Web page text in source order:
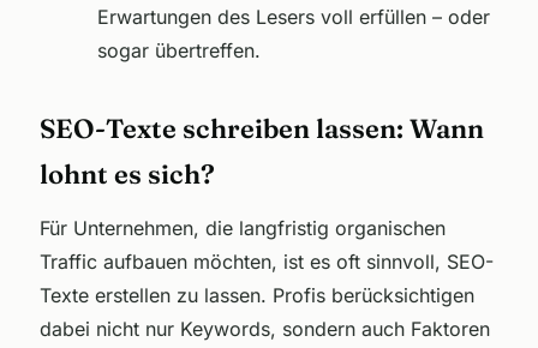
Erwartungen des Lesers voll erfüllen – oder
sogar übertreffen.
SEO-Texte schreiben lassen: Wann
lohnt es sich?
Für Unternehmen, die langfristig organischen
Traffic aufbauen möchten, ist es oft sinnvoll, SEO-
Texte erstellen zu lassen. Profis berücksichtigen
dabei nicht nur Keywords, sondern auch Faktoren